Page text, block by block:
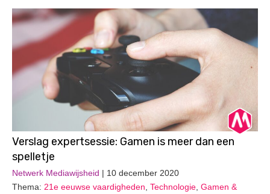
Verslag expertsessie: Gamen is meer dan een
spelletje
Netwerk Mediawijsheid | 10 december 2020
Thema: 21e eeuwse vaardigheden, Technologie, Gamen &